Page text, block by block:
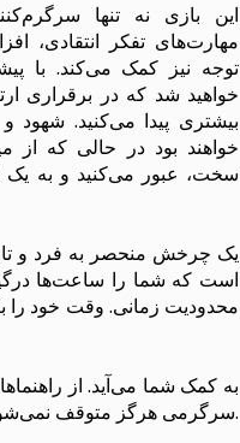
این بازی نه تنها
مهارت‌های تفکر انتقادی،
توجه نیز کمک می‌کند. با
خواهید شد که در برقراری
بیشتری پیدا می‌کنید. شهود
خواهند بود در حالی که از
سخت، عبور می‌کنید و به یک
است که شما را ساعت‌ها
محدودیت زمانی. وقت خود را
یاری‌گر شما باشد و بازی را ادامه دهید. با NAJOX، سرگرمی هرگز متوقف نمی‌شود و چالش‌ها هرگز پایان نمی‌یابند.